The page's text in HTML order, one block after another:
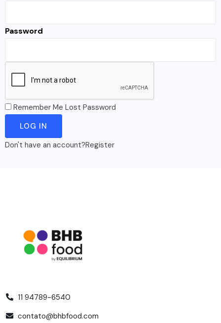
Password
Remember Me Lost Password
Don't have an account?Register
11 94789-6540
contato@bhbfood.com